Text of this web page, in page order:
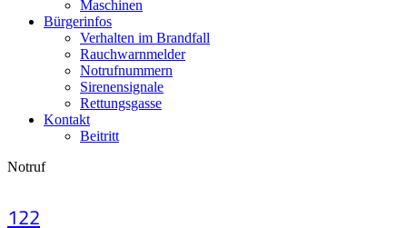
Maschinen
Bürgerinfos
Verhalten im Brandfall
Rauchwarnmelder
Notrufnummern
Sirenensignale
Rettungsgasse
Kontakt
Beitritt
Notruf
122